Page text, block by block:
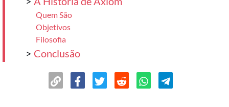
Quem São
Objetivos
Filosofia
> Conclusão